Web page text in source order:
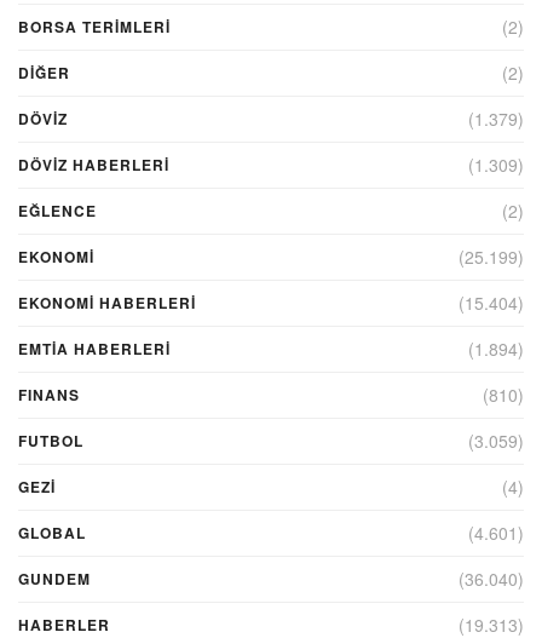
BORSA TERIMLERI (2)
DIĞER (2)
DÖVİZ (1.379)
DÖVIZ HABERLERI (1.309)
EĞLENCE (2)
EKONOMİ (25.199)
EKONOMI HABERLERI (15.404)
EMTIA HABERLERI (1.894)
FINANS (810)
FUTBOL (3.059)
GEZI (4)
GLOBAL (4.601)
GUNDEM (36.040)
HABERLER (19.313)